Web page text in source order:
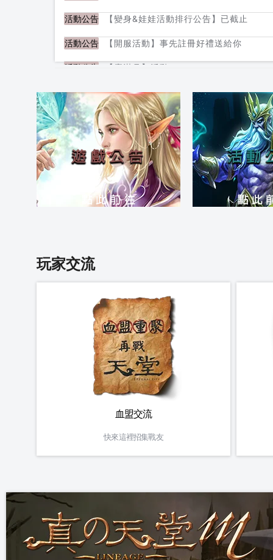
活動公告 【變身&娃娃活動排行公告】已截止
活動公告 【開服活動】事先註冊好禮送給你
活動公告 【慶滿月】活動
活動公告 1/19 封測服 更新內容
活動公告 【血盟排行】活動截止
活動公告 【測試服新年活動公告】虎年活動
玩家交流
血盟交流
快來這裡招集戰友